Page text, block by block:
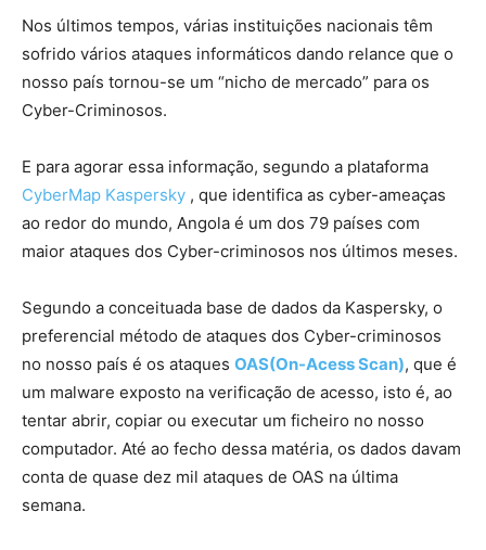
Nos últimos tempos, várias instituições nacionais têm
sofrido vários ataques informáticos dando relance que o
nosso país tornou-se um “nicho de mercado” para os
Cyber-Criminosos.
E para agorar essa informação, segundo a plataforma
CyberMap Kaspersky , que identifica as cyber-ameaças
ao redor do mundo, Angola é um dos 79 países com
maior ataques dos Cyber-criminosos nos últimos meses.
Segundo a conceituada base de dados da Kaspersky, o
preferencial método de ataques dos Cyber-criminosos
no nosso país é os ataques OAS(On-Acess Scan), que é
um malware exposto na verificação de acesso, isto é, ao
tentar abrir, copiar ou executar um ficheiro no nosso
computador. Até ao fecho dessa matéria, os dados davam
conta de quase dez mil ataques de OAS na última
semana.